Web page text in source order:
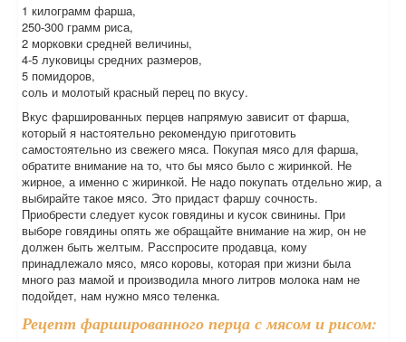
1 килограмм фарша,
250-300 грамм риса,
2 морковки средней величины,
4-5 луковицы средних размеров,
5 помидоров,
соль и молотый красный перец по вкусу.
Вкус фаршированных перцев напрямую зависит от фарша,
который я настоятельно рекомендую приготовить
самостоятельно из свежего мяса. Покупая мясо для фарша,
обратите внимание на то, что бы мясо было с жиринкой. Не
жирное, а именно с жиринкой. Не надо покупать отдельно жир, а
выбирайте такое мясо. Это придаст фаршу сочность.
Приобрести следует кусок говядины и кусок свинины. При
выборе говядины опять же обращайте внимание на жир, он не
должен быть желтым. Расспросите продавца, кому
принадлежало мясо, мясо коровы, которая при жизни была
много раз мамой и производила много литров молока нам не
подойдет, нам нужно мясо теленка.
Рецепт фаршированного перца с мясом и рисом: